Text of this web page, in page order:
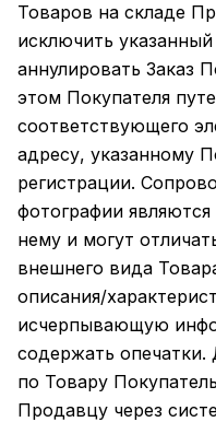
Товаров на складе
исключить
аннулировать Заказ
этом Покупателя
соответствующего
адресу, указанному
регистрации.
фотографии
нему и могут
внешнего вида
описания/
исчерпывающую
содержать
по Товару
Продавцу через